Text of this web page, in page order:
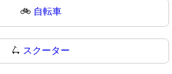
🚲 自転車
🛴 スクーター